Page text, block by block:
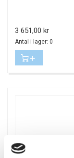
Pris
3 651,00 kr
Antal i lager: 0